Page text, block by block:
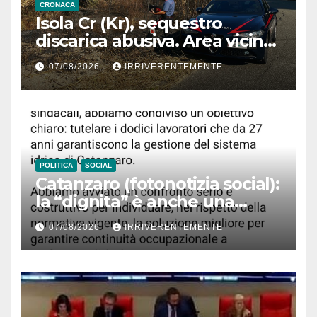
CRONACA
Isola Cr (Kr), sequestro
discarica abusiva. Area vicina
a centro abitato
07/08/2026 IRRIVERENTEMENTE
POLITICA SOCIAL
Catanzaro (fotonotizia social):
la “dignita” è anche una
questione di… accenti. Ma
Fiorita, infastidito da disastro
“bollette acqua pazze e fuori
tempo massimo”, difende
lavoratori Sorical
07/08/2026 IRRIVERENTEMENTE